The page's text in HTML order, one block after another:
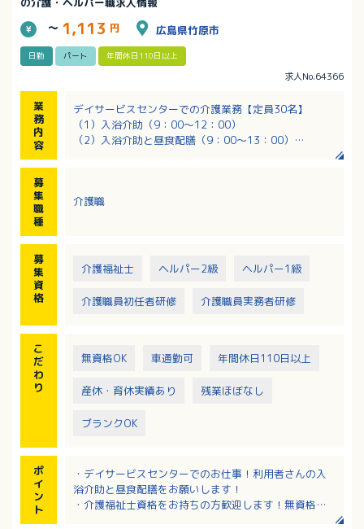
～ 1,113 円 広島県竹原市
日勤 パート 年間休日110日以上
求人No.64366
業
務
内
容
デイサービスセンターでの介護業務【定員30名】
（1）入浴介助（9：00～12：00）
（2）入浴介助と昼食配膳（9：00～13：00）
募
集
職
種
介護職
募
集
資
格
介護福祉士 ヘルパー2級 ヘルパー1級
介護職員初任者研修 介護職員実務者研修
こ
だ
わ
り
無資格OK 車通勤可 年間休日110日以上
産休・育休実績あり 残業ほぼなし
ブランクOK
ポ
イ
ン
ト
・デイサービスセンターでのお仕事！利用者さんの入
浴介助と昼食配膳をお願いします！
・介護福祉士資格をお持ちの方歓迎します！無資格の